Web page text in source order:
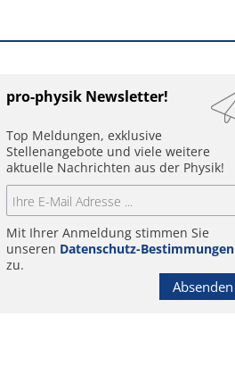
pro-physik Newsletter!
Top Meldungen, exklusive
Stellenangebote und viele weitere
aktuelle Nachrichten aus der Physik!
Mit Ihrer Anmeldung stimmen Sie
unseren Datenschutz-Bestimmungen
zu.
Absenden